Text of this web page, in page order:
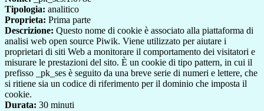
Tipologia: analitico
Proprieta: Prima parte
Descrizione: Questo nome di cookie è associato alla piattaforma di
analisi web open source Piwik. Viene utilizzato per aiutare i
proprietari di siti Web a monitorare il comportamento dei visitatori e
misurare le prestazioni del sito. È un cookie di tipo pattern, in cui il
prefisso _pk_ses è seguito da una breve serie di numeri e lettere, che
si ritiene sia un codice di riferimento per il dominio che imposta il
cookie.
Durata: 30 minuti